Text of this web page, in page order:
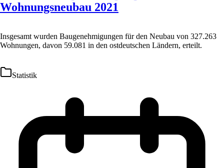
Wohnungsneubau 2021
Insgesamt wurden Baugenehmigungen für den Neubau von 327.263
Wohnungen, davon 59.081 in den ostdeutschen Ländern, erteilt.
Statistik